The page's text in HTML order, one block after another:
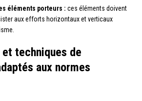
éléments porteurs : ces éléments doivent
aux efforts horizontaux et verticaux
techniques de
aux normes